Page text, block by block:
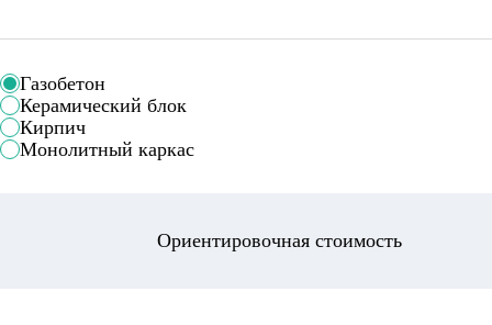
Газобетон
Керамический блок
Кирпич
Монолитный каркас
Ориентировочная стоимость